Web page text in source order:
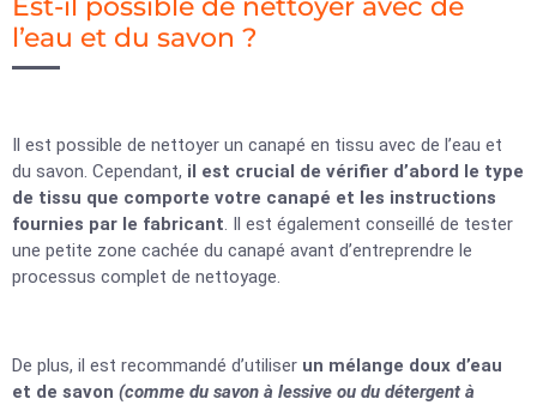
l’eau et du savon ?
Il est possible de nettoyer un canapé en tissu avec de l’eau et
du savon. Cependant, il est crucial de vérifier d’abord le type
de tissu que comporte votre canapé et les instructions
fournies par le fabricant . Il est également conseillé de tester
une petite zone cachée du canapé avant d’entreprendre le
processus complet de nettoyage.
De plus, il est recommandé d’utiliser un mélange doux d’eau
et de savon (comme du savon à lessive ou du détergent à